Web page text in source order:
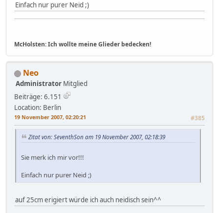
Einfach nur purer Neid ;)
McHolsten: Ich wollte meine Glieder bedecken!
Neo
Administrator Mitglied
Beiträge: 6.151
Location: Berlin
19 November 2007, 02:20:21 #385
Zitat von: SeventhSon am 19 November 2007, 02:18:39
Sie merk ich mir vor!!!
Einfach nur purer Neid ;)
auf 25cm erigiert würde ich auch neidisch sein^^